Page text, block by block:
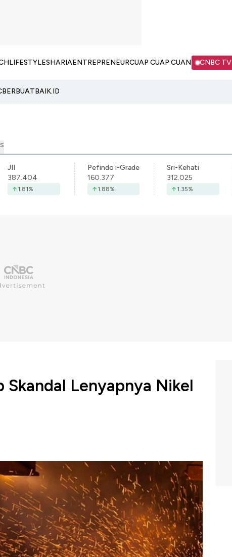
LIFESTYLESHARIAENTREPRENEURCUAP CUAP CUAN CNBC TV
BERBUATBAIK.ID
JII
387.404
1.81%
Pefindo i-Grade
160.377
1.88%
Sri-Kehati
312.025
1.35%
Skandal Lenyapnya Nikel